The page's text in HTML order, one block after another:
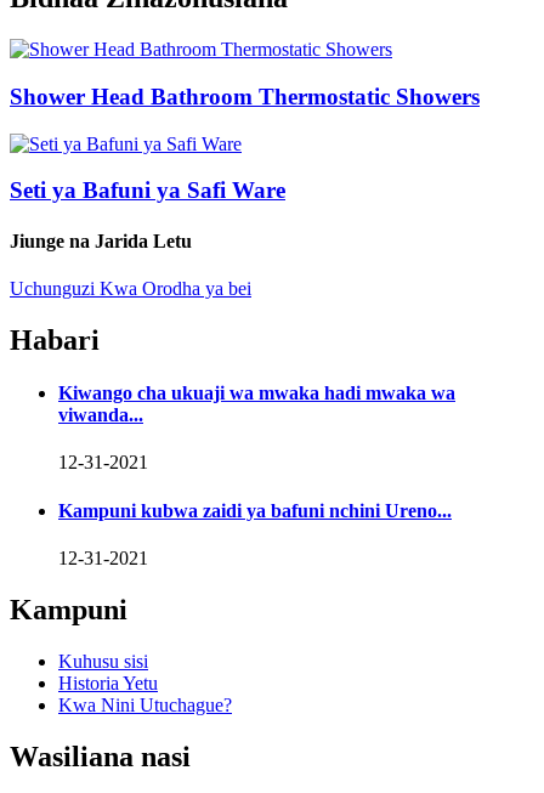
Shower Head Bathroom Thermostatic Showers
Seti ya Bafuni ya Safi Ware
Jiunge na Jarida Letu
Uchunguzi Kwa Orodha ya bei
Habari
Kiwango cha ukuaji wa mwaka hadi mwaka wa
viwanda...
12-31-2021
Kampuni kubwa zaidi ya bafuni nchini Ureno...
12-31-2021
Kampuni
Kuhusu sisi
Historia Yetu
Kwa Nini Utuchague?
Wasiliana nasi